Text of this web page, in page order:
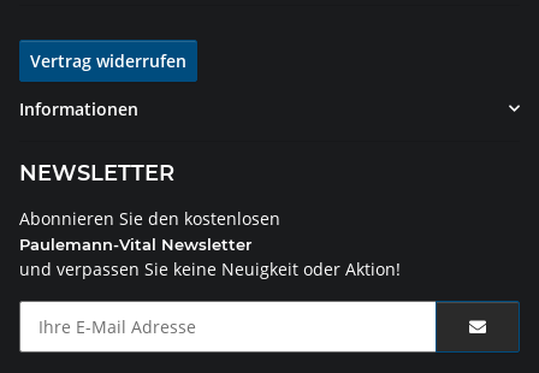
Vertrag widerrufen
Informationen
NEWSLETTER
Abonnieren Sie den kostenlosen
Paulemann-Vital Newsletter
und verpassen Sie keine Neuigkeit oder Aktion!